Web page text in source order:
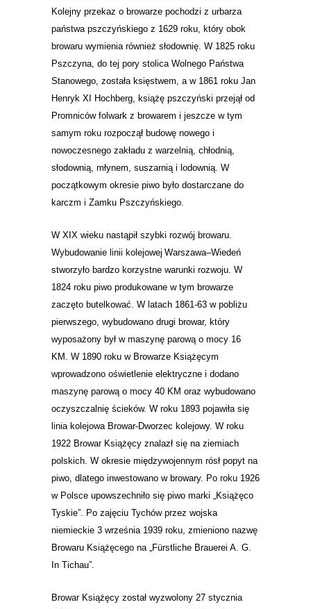
Kolejny przekaz o browarze pochodzi z urbarza
państwa pszczyńskiego z 1629 roku, który obok
browaru wymienia również słodownię. W 1825 roku
Pszczyna, do tej pory stolica Wolnego Państwa
Stanowego, została księstwem, a w 1861 roku Jan
Henryk XI Hochberg, książę pszczyński przejął od
Promniców folwark z browarem i jeszcze w tym
samym roku rozpoczął budowę nowego i
nowoczesnego zakładu z warzelnią, chłodnią,
słodownią, młynem, suszarnią i lodownią. W
początkowym okresie piwo było dostarczane do
karczm i Zamku Pszczyńskiego.
W XIX wieku nastąpił szybki rozwój browaru.
Wybudowanie linii kolejowej Warszawa–Wiedeń
stworzyło bardzo korzystne warunki rozwoju. W
1824 roku piwo produkowane w tym browarze
zaczęto butelkować. W latach 1861-63 w pobliżu
pierwszego, wybudowano drugi browar, który
wyposażony był w maszynę parowąo mocy 16
KM. W 1890 roku w Browarze Książęcym
wprowadzono oświetlenie elektryczne i dodano
maszynę parową o mocy 40 KM oraz wybudowano
oczyszczalnię ścieków. W roku 1893 pojawiła się
linia kolejowaBrowar-Dworzec kolejowy. W roku
1922 Browar Książęcy znalazł się na ziemiach
polskich. W okresie międzywojennym rósł popyt na
piwo, dlatego inwestowano w browary. Po roku 1926
w Polsce upowszechniło się piwo marki „Książęco
Tyskie”. Po zajęciu Tychówprzez wojska
niemieckie 3 września 1939 roku, zmieniono nazwę
Browaru Książęcego na „Fürstliche Brauerei A. G.
In Tichau”.
Browar Książęcy został wyzwolony 27 stycznia